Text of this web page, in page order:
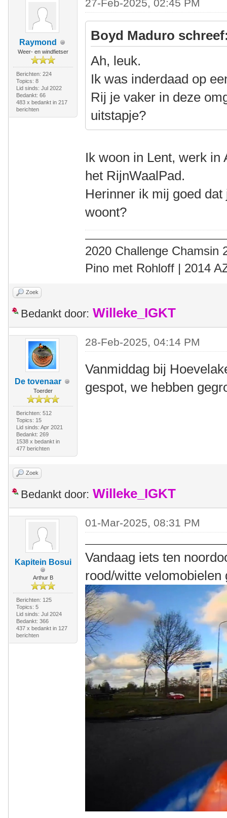
Raymond
Weer- en windfietser
Berichten: 224
Topics: 8
Lid sinds: Jul 2022
Bedankt: 66
483 x bedankt in 217
berichten
27-Feb-2025, 02:45 PM
Boyd Maduro
Ah, leuk.
Ik was inderdaad op
Rij je vaker in deze
uitstapje?
Ik woon in Lent, werk in
het RijnWaalPad.
Herinner ik mij goed
woont?
2020 Challenge Chamsin
Pino met Rohloff | 2014
Zoek
Bedankt door: Willeke_IGKT
De tovenaar
Toerder
Berichten: 512
Topics: 15
Lid sinds: Apr 2021
Bedankt: 269
1538 x bedankt in
477 berichten
28-Feb-2025, 04:14 PM
Vanmiddag bij
gespot, we hebben
Zoek
Bedankt door: Willeke_IGKT
Kapitein Bosui
Arthur B
Berichten: 125
Topics: 5
Lid sinds: Jul 2024
Bedankt: 366
437 x bedankt in 127
berichten
01-Mar-2025, 08:31 PM
Vandaag iets ten
rood/witte velomobielen